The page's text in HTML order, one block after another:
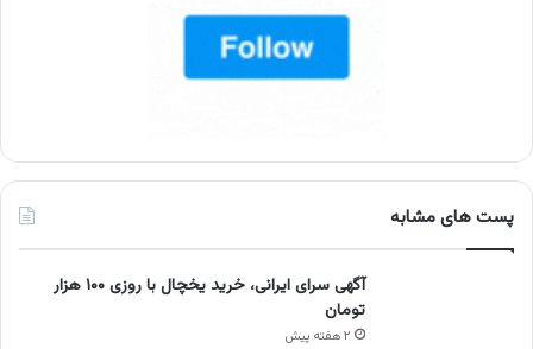
پست های مشابه
آگهی سرای ایرانی، خرید یخچال با روزی ۱۰۰ هزار
تومان
۲ هفته پیش